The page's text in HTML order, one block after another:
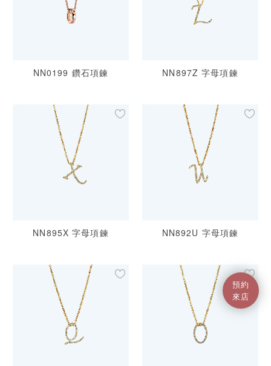
預約
來店
NN0199 鑽石項鍊 NN897Z 字母項鍊
NN895X 字母項鍊 NN892U 字母項鍊